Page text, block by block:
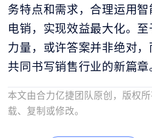
务特点和需求，合理运用
电销，实现效益最大化。
力量，或许答案并非绝对，
共同书写销售行业的新篇章
本文由合力亿捷团队原创，版权
载、复制或修改。